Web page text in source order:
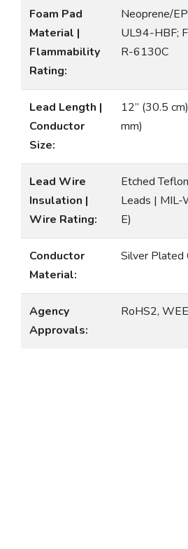
Foam Pad
Material |
Flammability
Rating:
Neoprene/
UL94-HBF;
R-6130C
Lead Length |
Conductor
Size:
12” (30.5
mm)
Lead Wire
Insulation |
Wire Rating:
Etched
Leads |
E)
Conductor
Material:
Silver Plated
Agency
Approvals:
RoHS2,